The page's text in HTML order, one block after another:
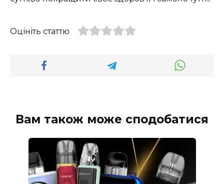
Оцініть статтю
Вам також може сподобатися